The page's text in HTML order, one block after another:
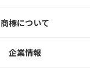
商標について
企業情報